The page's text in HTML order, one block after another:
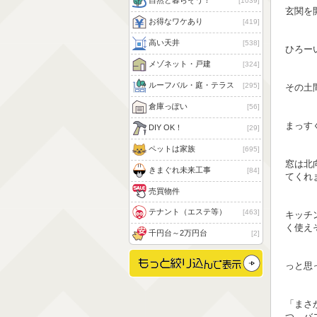
お得なワケあり 419
高い天井 538
メゾネット・戸建 324
ルーフバル・庭・テラス 295
倉庫っぽい 56
DIY OK！ 29
ペットは家族 695
きまぐれ未来工事 84
売買物件
テナント（エステ等） 463
千円台～2万円台 2
玄関を
ひろー
その土
まっす
窓は北
てくれ
キッチ
く使え
っと思
「ま